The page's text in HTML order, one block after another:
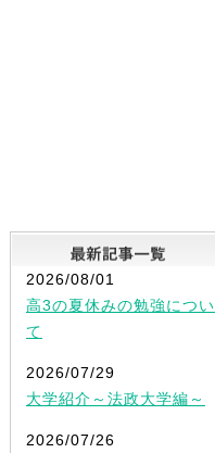
2026/08/01
高3の夏休みの勉強につい
て
2026/07/29
大学紹介～法政大学編～
2026/07/26